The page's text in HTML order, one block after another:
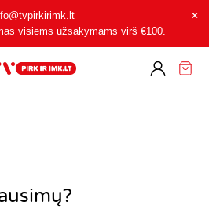
visiems užsakymams virš €100.